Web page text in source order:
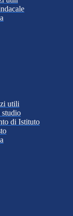
utili
studio
di Istituto